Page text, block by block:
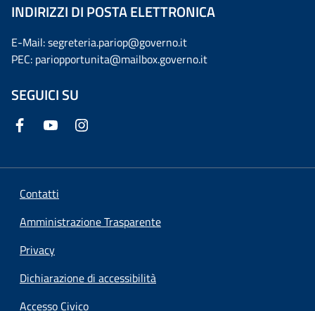
INDIRIZZI DI POSTA ELETTRONICA
E-Mail: segreteria.pariop@governo.it
PEC: pariopportunita@mailbox.governo.it
SEGUICI SU
Contatti
Amministrazione Trasparente
Privacy
Dichiarazione di accessibilità
Accesso Civico